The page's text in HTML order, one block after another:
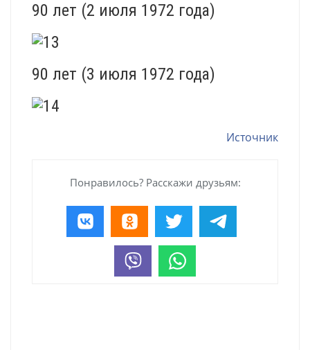
90 лет (2 июля 1972 года)
90 лет (3 июля 1972 года)
Источник
Понравилось? Расскажи друзьям: